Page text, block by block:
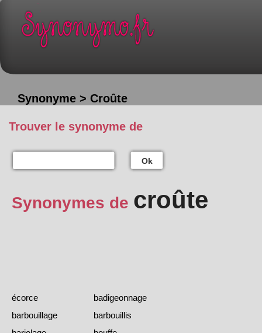
Synonyme > Croûte
Trouver le synonyme de
Ok
Synonymes de croûte
écorce
badigeonnage
barbouillage
barbouillis